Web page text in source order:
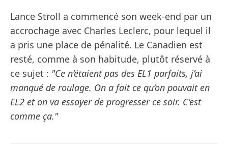
Lance Stroll a commencé son week-end par un
accrochage avec Charles Leclerc, pour lequel il
a pris une place de pénalité. Le Canadien est
resté, comme à son habitude, plutôt réservé à
ce sujet : "Ce n’étaient pas des EL1 parfaits, j’ai
manqué de roulage. On a fait ce qu’on pouvait en
EL2 et on va essayer de progresser ce soir. C’est
comme ça."